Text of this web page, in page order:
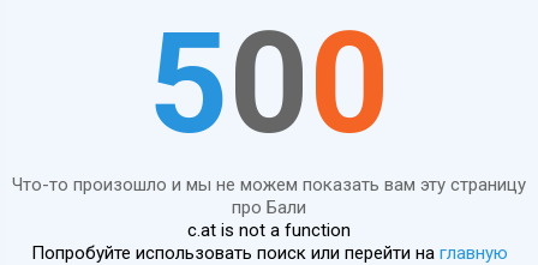
500
Что-то произошло и мы не можем показать вам эту страницу
про Бали
c.at is not a function
Попробуйте использовать поиск или перейти на главную